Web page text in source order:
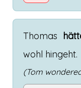
Thomas
wohl hingeht.
(Tom